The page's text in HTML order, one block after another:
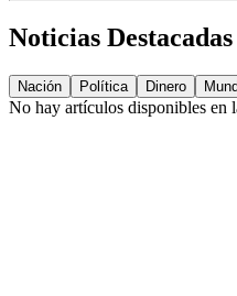
Noticias Destacadas
Nación Política Dinero
No hay artículos disponibles en